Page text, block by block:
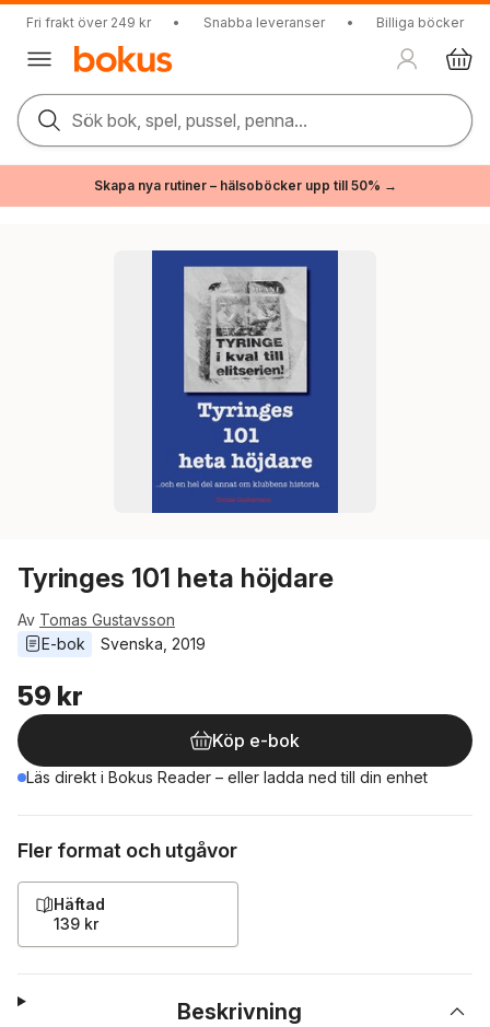
Fri frakt över 249 kr • Snabba leveranser • Billiga böcker
Sök bok, spel, pussel, penna...
Skapa nya rutiner – hälsoböcker upp till 50% →
Tyringes 101 heta höjdare
Av Tomas Gustavsson
E-bok
Svenska 2019
59 kr
Köp e-bok
Läs direkt i Bokus Reader – eller ladda ned till din enhet
Fler format och utgåvor
Häftad
139 kr
Beskrivning